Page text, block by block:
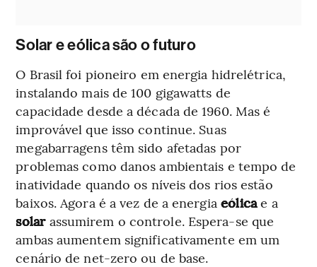
Solar e eólica são o futuro
O Brasil foi pioneiro em energia hidrelétrica,
instalando mais de 100 gigawatts de
capacidade desde a década de 1960. Mas é
improvável que isso continue. Suas
megabarragens têm sido afetadas por
problemas como danos ambientais e tempo de
inatividade quando os níveis dos rios estão
baixos. Agora é a vez de a energia eólicae a
solarassumirem o controle. Espera-se que
ambas aumentem significativamente em um
cenário de net-zero ou de base.